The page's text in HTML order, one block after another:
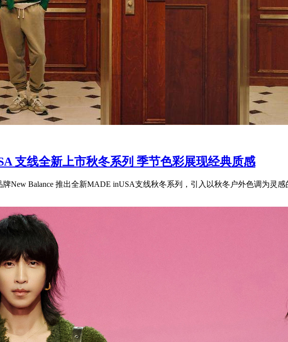
支线全新上市秋冬系列 季节色彩展现经典质感
牌New Balance 推出全新MADE inUSA支线秋冬系列，引入以秋冬户外色调为灵